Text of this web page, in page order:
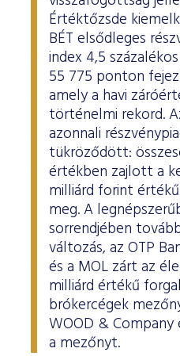
Értéktőzsde
BÉT elsődleges
index 4,5
55 775 ponton
amely a havi
történelmi rekord.
azonnali
tükröződött:
értékben zajlott a
milliárd forint
meg. A
sorrendjében
változás, az OTP
és a MOL zárt az
milliárd értékű
brókercégek
WOOD &
a mezőnyt.